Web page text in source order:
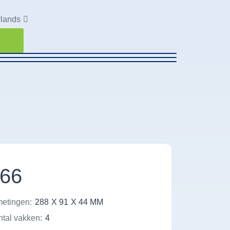
288 X 91 X 44 MM
vakken: 4